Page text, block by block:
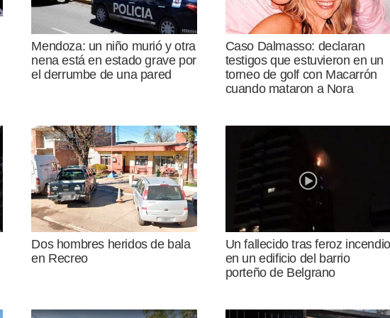
Mendoza: un niño murió y otra
nena está en estado grave por
el derrumbe de una pared
Caso Dalmasso: declaran
testigos que estuvieron en un
torneo de golf con Macarrón
cuando mataron a Nora
Dos hombres heridos de bala
en Recreo
Un fallecido tras feroz incendio
en un edificio del barrio
porteño de Belgrano